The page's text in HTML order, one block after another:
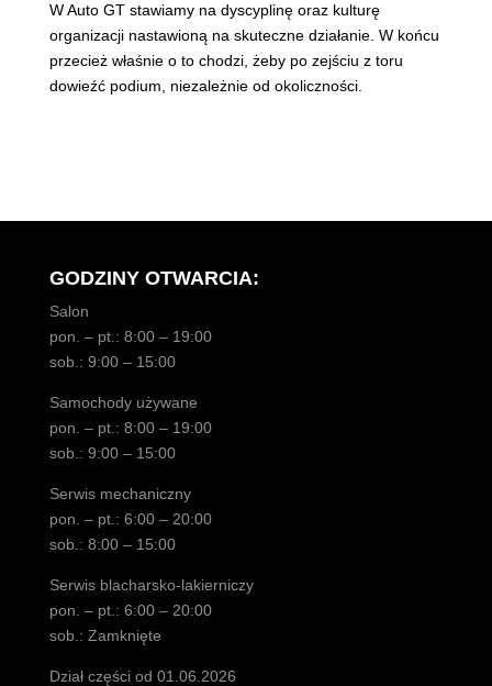
W Auto GT stawiamy na dyscyplinę oraz kulturę
organizacji nastawioną na skuteczne działanie. W końcu
przecież właśnie o to chodzi, żeby po zejściu z toru
dowieźć podium, niezależnie od okoliczności.
GODZINY OTWARCIA:
Salon
pon. – pt.: 8:00 – 19:00
sob.: 9:00 – 15:00
Samochody używane
pon. – pt.: 8:00 – 19:00
sob.: 9:00 – 15:00
Serwis mechaniczny
pon. – pt.: 6:00 – 20:00
sob.: 8:00 – 15:00
Serwis blacharsko-lakierniczy
pon. – pt.: 6:00 – 20:00
sob.: Zamknięte
Dział części od 01.06.2026